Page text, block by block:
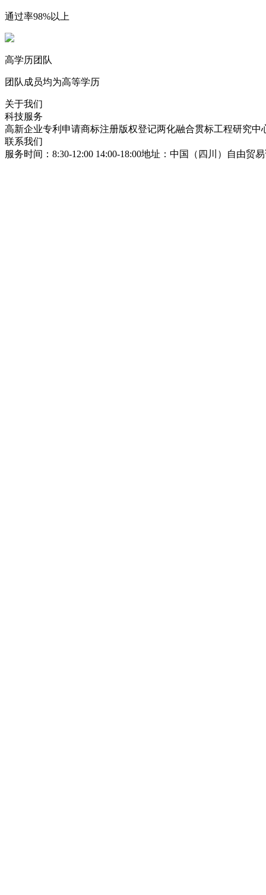
通过率98%以上
高学历团队
团队成员均为高等学历
关于我们
科技服务
高新企业专利申请商标注册版权登记两化融合贯标工程研究中
联系我们
服务时间：8:30-12:00 14:00-18:00地址：中国（四川）自由贸